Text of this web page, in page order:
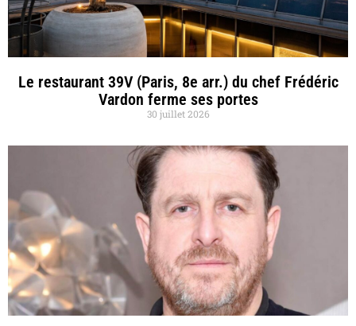
Le restaurant 39V (Paris, 8e arr.) du chef Frédéric
Vardon ferme ses portes
30 juillet 2026